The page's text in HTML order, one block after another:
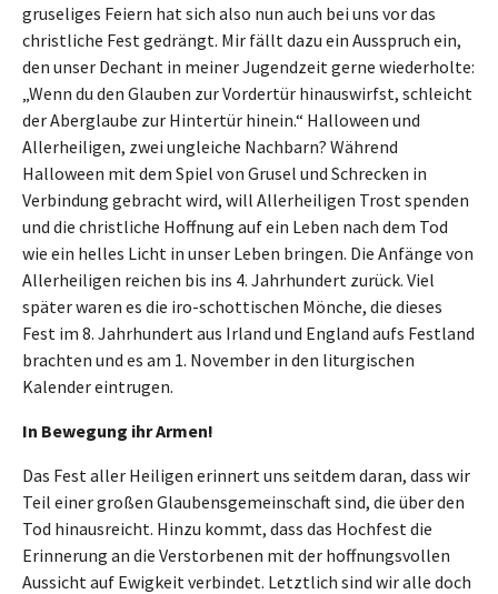
gruseliges Feiern hat sich also nun auch bei uns vor das
christliche Fest gedrängt. Mir fällt dazu ein Ausspruch ein,
den unser Dechant in meiner Jugendzeit gerne wiederholte:
„Wenn du den Glauben zur Vordertür hinauswirfst, schleicht
der Aberglaube zur Hintertür hinein.“ Halloween und
Allerheiligen, zwei ungleiche Nachbarn? Während
Halloween mit dem Spiel von Grusel und Schrecken in
Verbindung gebracht wird, will Allerheiligen Trost spenden
und die christliche Hoffnung auf ein Leben nach dem Tod
wie ein helles Licht in unser Leben bringen. Die Anfänge von
Allerheiligen reichen bis ins 4. Jahrhundert zurück. Viel
später waren es die iro-schottischen Mönche, die dieses
Fest im 8. Jahrhundert aus Irland und England aufs Festland
brachten und es am 1. November in den liturgischen
Kalender eintrugen.
In Bewegung ihr Armen!
Das Fest aller Heiligen erinnert uns seitdem daran, dass wir
Teil einer großen Glaubensgemeinschaft sind, die über den
Tod hinausreicht. Hinzu kommt, dass das Hochfest die
Erinnerung an die Verstorbenen mit der hoffnungsvollen
Aussicht auf Ewigkeit verbindet. Letztlich sind wir alle doch